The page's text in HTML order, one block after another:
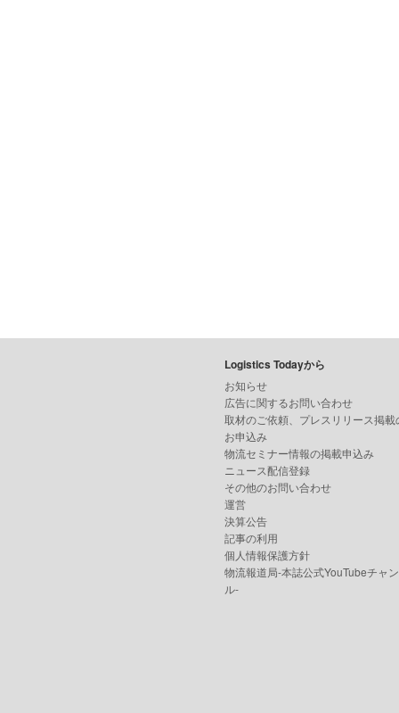
Logistics Todayから
お知らせ
広告に関するお問い合わせ
取材のご依頼、プレスリリース掲載
お申込み
物流セミナー情報の掲載申込み
ニュース配信登録
その他のお問い合わせ
運営
決算公告
記事の利用
個人情報保護方針
物流報道局-本誌公式YouTubeチャ
ル-